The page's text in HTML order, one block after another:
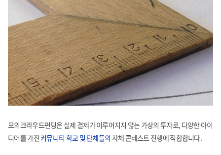
모의크라우드펀딩은 실제 결제가 이루어지지 않는 가상의 투자로, 다양한 아이
디어를 가진 커뮤니티 학교 및 단체들의 자체 콘테스트 진행에 적합합니다.